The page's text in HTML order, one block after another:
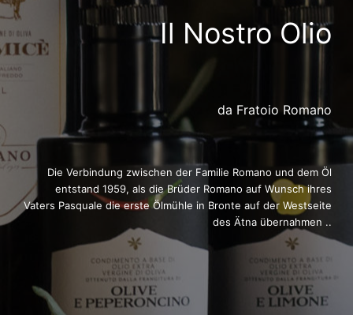
Il Nostro Olio
da Fratoio Romano
Die Verbindung zwischen der Familie Romano und dem Öl
entstand 1959, als die Brüder Romano auf Wunsch ihres
Vaters Pasquale die erste Ölmühle in Bronte auf der Westseite
des Ätna übernahmen ..